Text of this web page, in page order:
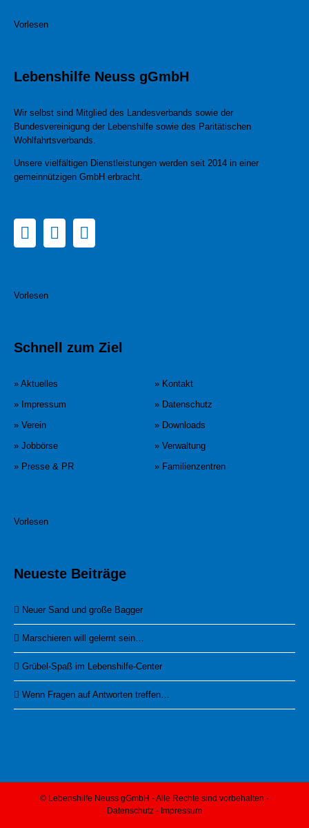
Vorlesen
Lebenshilfe Neuss gGmbH
Wir selbst sind Mitglied des Landesverbands sowie der
Bundesvereinigung der Lebenshilfe sowie des Paritätischen
Wohlfahrtsverbands.
Unsere vielfältigen Dienstleistungen werden seit 2014 in einer
gemeinnützigen GmbH erbracht.
Vorlesen
Schnell zum Ziel
» Aktuelles
» Kontakt
» Impressum
» Datenschutz
» Verein
» Downloads
» Jobbörse
» Verwaltung
» Presse & PR
» Familienzentren
Vorlesen
Neueste Beiträge
Neuer Sand und große Bagger
Marschieren will gelernt sein…
Grübel-Spaß im Lebenshilfe-Center
Wenn Fragen auf Antworten treffen…
© Lebenshilfe Neuss gGmbH - Alle Rechte sind vorbehalten -
Datenschutz - Impressum